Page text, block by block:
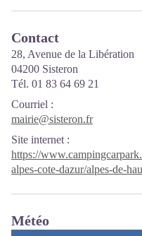
Contact
28, Avenue de la Libération
04200 Sisteron
Tél. 01 83 64 69 21
Courriel :
mairie@sisteron.fr
Site internet :
https://
alpes-cote-dazur/alpes-de-
Météo